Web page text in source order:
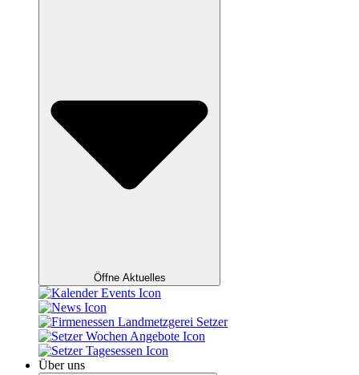
Öffne Aktuelles
Über uns